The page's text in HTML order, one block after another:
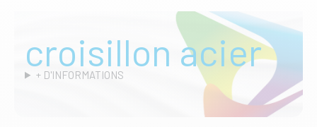
croisillon acier
+ D'INFORMATIONS